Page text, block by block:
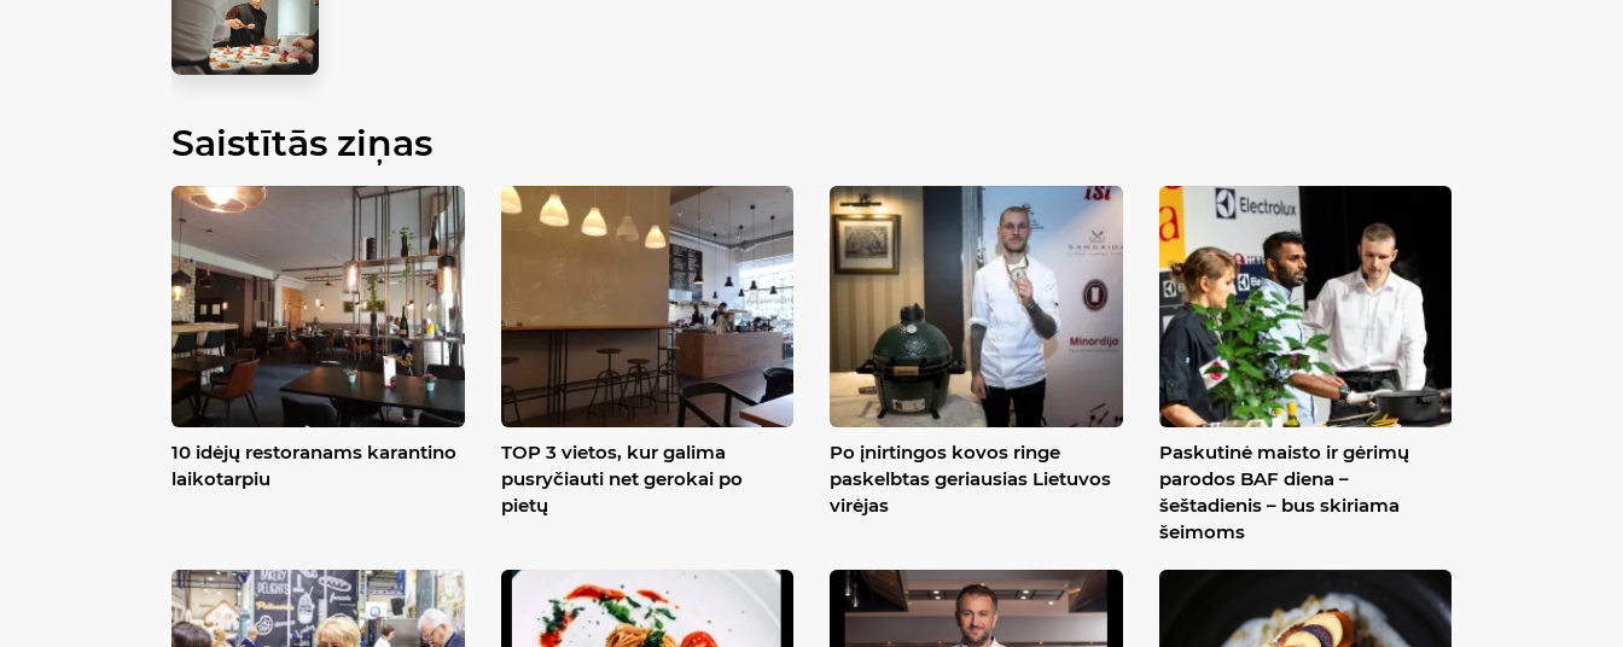
Saistītās ziņas
10 idėjų restoranams karantino
laikotarpiu
TOP 3 vietos, kur galima
pusryčiauti net gerokai po
pietų
Po įnirtingos kovos ringe
paskelbtas geriausias Lietuvos
virėjas
Paskutinė maisto ir gėrimų
parodos BAF diena –
šeštadienis – bus skiriama
šeimoms